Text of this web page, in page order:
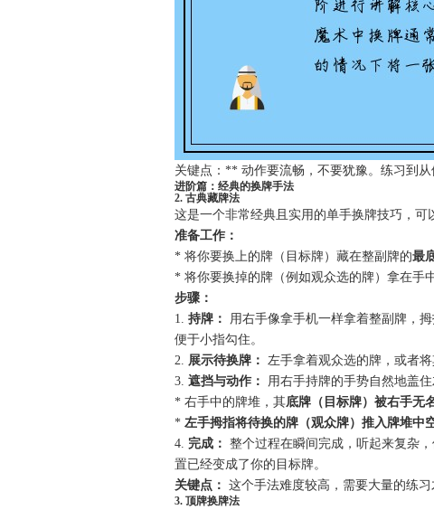
关键点：** 动作要流畅，不要犹豫。练习到从
进阶篇：经典的换牌手法
2. 古典藏牌法
这是一个非常经典且实用的单手换牌技巧，可
准备工作：
* 将你要换上的牌（目标牌）藏在整副牌的最
* 将你要换掉的牌（例如观众选的牌）拿在手
步骤：
1. 持牌： 用右手像拿手机一样拿着整副牌，
便于小指勾住。
2. 展示待换牌： 左手拿着观众选的牌，或者将
3. 遮挡与动作：
用右手持牌的手势自然地盖
* 右手中的牌堆，其底牌（目标牌）被右手无
* 左手拇指将待换的牌（观众牌）推入牌堆中
4. 完成： 整个过程在瞬间完成，听起来复杂
置已经变成了你的目标牌。
关键点： 这个手法难度较高，需要大量的练
3. 顶牌换牌法